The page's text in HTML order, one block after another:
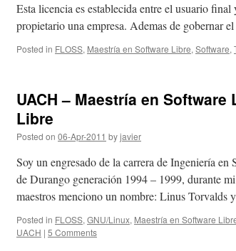
Esta licencia es establecida entre el usuario
propietario una empresa. Ademas de gobernar
Posted in FLOSS, Maestría en Software Libre, Software,
UACH – Maestría en
Libre
Posted on 06-Apr-2011 byjavier
Soy un engresado de la carrera de Ingeniería
de Durango generación 1994 – 1999, durante
maestros menciono un nombre: Linus Torvalds
Posted in FLOSS, GNU/Linux, Maestría en Software
UACH | 5 Comments